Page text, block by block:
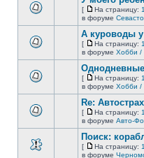
непрочитанных
этой
непрочитанных
сообщений.
[
На
страницу
На страницу: 1
в форуме
этой
непрочитанных
сообщений.
А куроводы у
[
На
страницу
На страницу: 1
в форуме Хобби /
этой
непрочитанных
сообщений.
[
На
страницу
На страницу: 1
в форуме Хобби /
этой
Re:
[
На
страницу
На страницу: 1
в форуме Авто-
Поиск:
[
На
На страницу: 1
в форуме